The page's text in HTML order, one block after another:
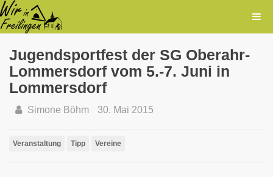
Jugendsportfest der SG Oberahr-
Lommersdorf vom 5.-7. Juni in
Lommersdorf
Simone Böhm 30. Mai 2015
Veranstaltung Tipp Vereine